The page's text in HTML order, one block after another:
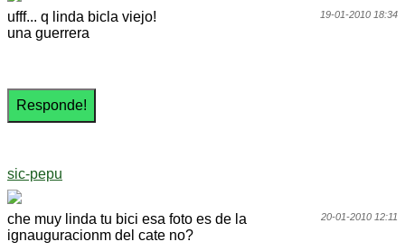
19-01-2010 18:34
ufff... q linda bicla viejo!
una guerrera
sic-pepu
20-01-2010 12:11
che muy linda tu bici esa foto es de la
ignauguracionm del cate no?